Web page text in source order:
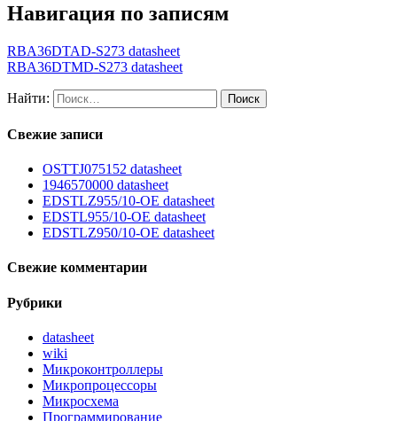
Навигация по записям
RBA36DTAD-S273 datasheet
RBA36DTMD-S273 datasheet
Найти:
Свежие записи
OSTTJ075152 datasheet
1946570000 datasheet
EDSTLZ955/10-OE datasheet
EDSTL955/10-OE datasheet
EDSTLZ950/10-OE datasheet
Свежие комментарии
Рубрики
datasheet
wiki
Микроконтроллеры
Микропроцессоры
Микросхема
Программирование